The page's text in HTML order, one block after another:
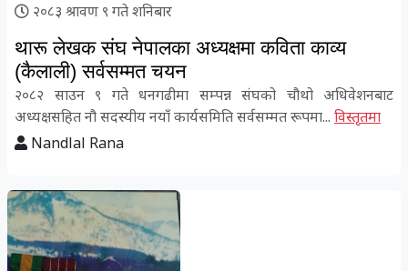
२०८३ श्रावण ९ गते शनिबार
थारू लेखक संघ नेपालका अध्यक्षमा कविता काव्य
(कैलाली) सर्वसम्मत चयन
२०८२ साउन ९ गते धनगढीमा सम्पन्न संघको चौथो अधिवेशनबाट
अध्यक्षसहित नौ सदस्यीय नयाँ कार्यसमिति सर्वसम्मत रूपमा... विस्तृतमा
Nandlal Rana